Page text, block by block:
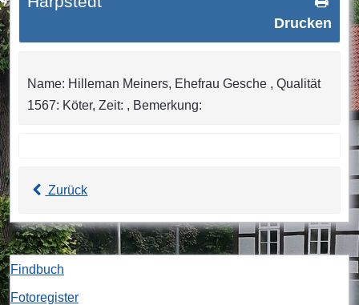
Drucken
Name: Hilleman Meiners, Ehefrau Gesche , Qualität
1567: Köter, Zeit: , Bemerkung:
Zurück
Findbuch
Fotoregister